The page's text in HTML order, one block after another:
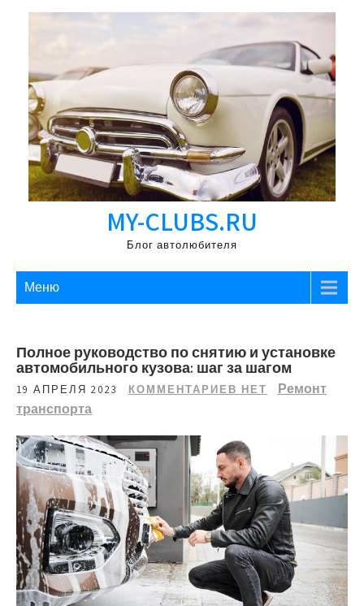
Перейти
MY-CLUBS.RU
Блог автолюбителя
Меню
Полное руководство по снятию и установке
автомобильного кузова: шаг за шагом
19 АПРЕЛЯ 2023 КОММЕНТАРИЕВ НЕТ
Ремонт
транспорта